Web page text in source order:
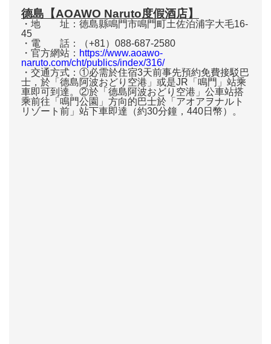
德島【AOAWO Naruto度假酒店】
・地 址：徳島縣鳴門市鳴門町土佐泊浦字大毛16-
45
・電 話：（+81）088-687-2580
・官方網站： https://www.aoawo-
naruto.com/cht/publics/index/316/
・交通方式：①必需於住宿3天前事先預約免費接駁巴
士，於「德島阿波おどり空港」或是JR「鳴門」站乘
車即可到達。②於「德島阿波おどり空港」公車站搭
乘前往「鳴門公園」方向的巴士於「アオアヲナルト
リゾート前」站下車即達（約30分鐘，440日幣）。